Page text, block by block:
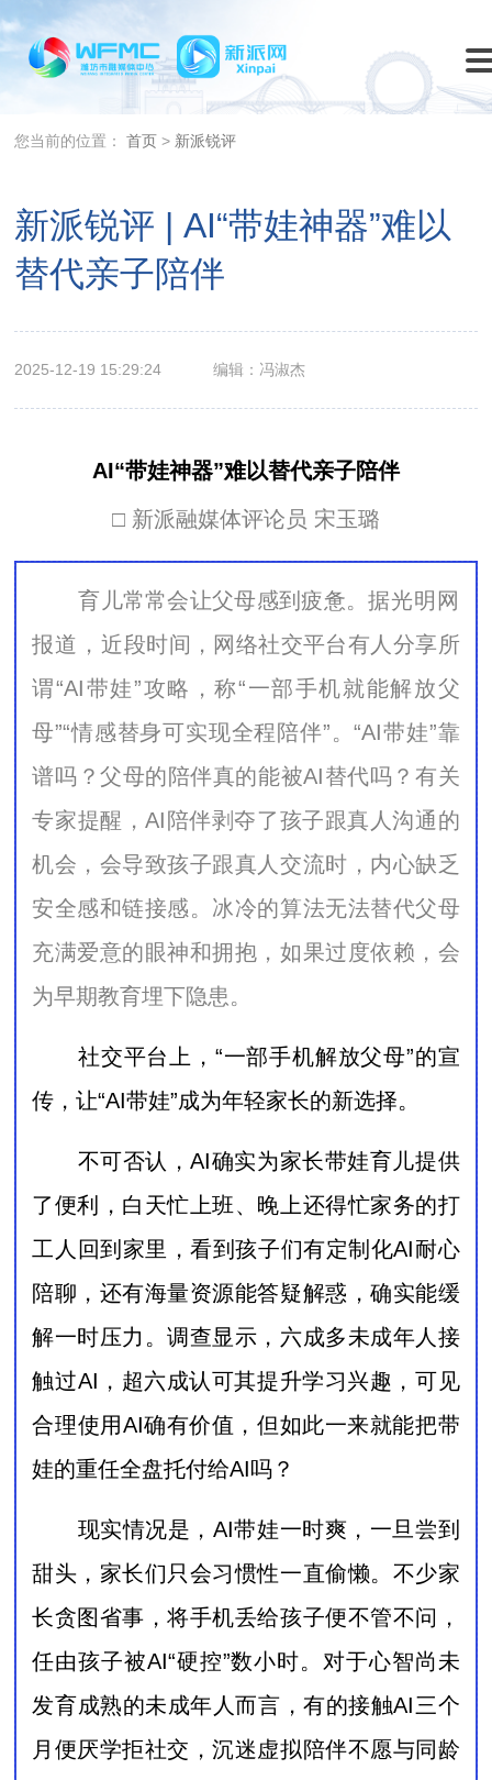
您当前的位置：首页 > 新派锐评
新派锐评 | AI“带娃神器”难以
替代亲子陪伴
2025-12-19 15:29:24 编辑：冯淑杰
AI“带娃神器”难以替代亲子陪伴
□ 新派融媒体评论员 宋玉璐
育儿常常会让父母感到疲惫。据光明网
报道，近段时间，网络社交平台有人分享所
谓“AI带娃”攻略，称“一部手机就能解放父
母”“情感替身可实现全程陪伴”。“AI带娃”靠
谱吗？父母的陪伴真的能被AI替代吗？有关
专家提醒，AI陪伴剥夺了孩子跟真人沟通的
机会，会导致孩子跟真人交流时，内心缺乏
安全感和链接感。冰冷的算法无法替代父母
充满爱意的眼神和拥抱，如果过度依赖，会
为早期教育埋下隐患。
社交平台上，“一部手机解放父母”的宣
传，让“AI带娃”成为年轻家长的新选择。
不可否认，AI确实为家长带娃育儿提供
了便利，白天忙上班、晚上还得忙家务的打
工人回到家里，看到孩子们有定制化AI耐心
陪聊，还有海量资源能答疑解惑，确实能缓
解一时压力。调查显示，六成多未成年人接
触过AI，超六成认可其提升学习兴趣，可见
合理使用AI确有价值，但如此一来就能把带
娃的重任全盘托付给AI吗？
现实情况是，AI带娃一时爽，一旦尝到
甜头，家长们只会习惯性一直偷懒。不少家
长贪图省事，将手机丢给孩子便不管不问，
任由孩子被AI“硬控”数小时。对于心智尚未
发育成熟的未成年人而言，有的接触AI三个
月便厌学拒社交，沉迷虚拟陪伴不愿与同龄